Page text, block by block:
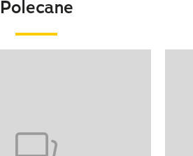
Polecane